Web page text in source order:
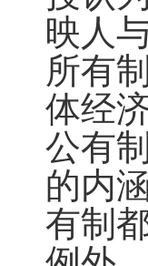
映人
所有
体经
公有
的内
有制